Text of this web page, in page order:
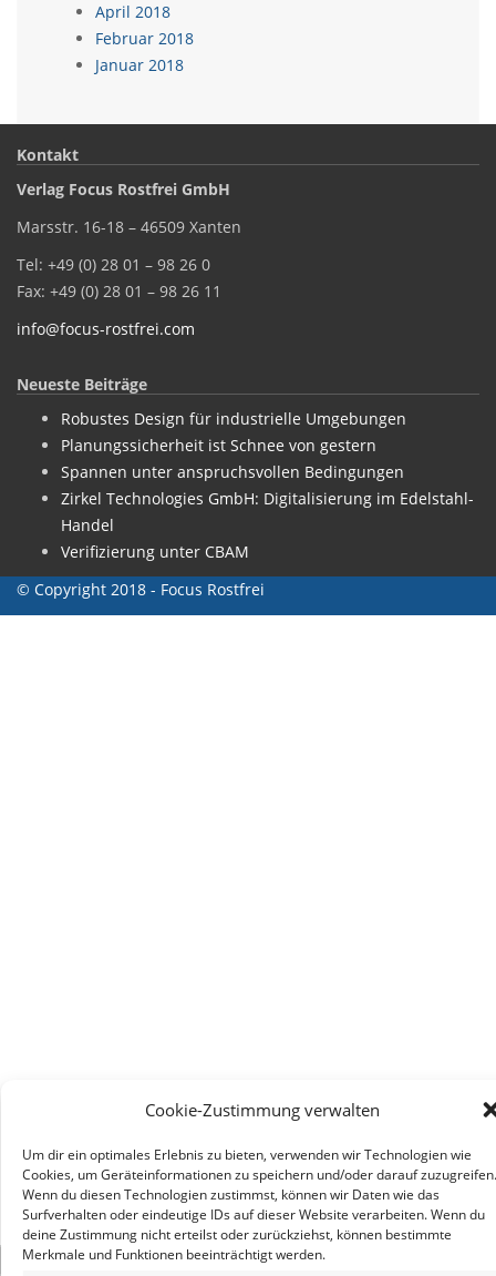
Cookie-Zustimmung verwalten
Um dir ein optimales Erlebnis zu bieten, verwenden wir Technologien wie
Cookies, um Geräteinformationen zu speichern und/oder darauf zuzugreifen.
Wenn du diesen Technologien zustimmst, können wir Daten wie das
Surfverhalten oder eindeutige IDs auf dieser Website verarbeiten. Wenn du
deine Zustimmung nicht erteilst oder zurückziehst, können bestimmte
Merkmale und Funktionen beeinträchtigt werden.
April 2018
Februar 2018
Januar 2018
Kontakt
Verlag Focus Rostfrei GmbH
Marsstr. 16-18 – 46509 Xanten
Tel: +49 (0) 28 01 – 98 26 0
Fax: +49 (0) 28 01 – 98 26 11
info@focus-rostfrei.com
Neueste Beiträge
Robustes Design für industrielle Umgebungen
Planungssicherheit ist Schnee von gestern
Spannen unter anspruchsvollen Bedingungen
Zirkel Technologies GmbH: Digitalisierung im Edelstahl-
Handel
Verifizierung unter CBAM
© Copyright 2018 - Focus Rostfrei